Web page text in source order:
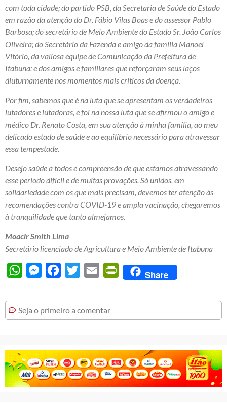
com toda cidade; do partido PSB, da Secretaria de Saúde do Estado
em razão da atenção do Dr. Fábio Vilas Boas e do assessor Pablo
Barbosa; do secretário de Meio Ambiente do Estado Sr. João Carlos
Oliveira; do Secretário da Fazenda e amigo da família Manoel
Vitório, da valiosa equipe de Comunicação da Prefeitura de
Itabuna; e dos amigos e familiares que reforçaram seus laços
diuturnamente nos momentos mais críticos da doença.
Por fim, sabemos que é na luta que se apresentam os verdadeiros
lutadores e lutadoras, e foi na nossa luta que se afirmou o amigo e
médico Dr. Renato Costa, em sua atenção à minha família, ao meu
delicado estado de saúde e ao equilíbrio necessário para atravessar
essa tempestade.
Desejo saúde a todos e compreensão de que estamos atravessando
esse período difícil e de muitas provações. Só unidos, em
solidariedade com os que mais precisam, devemos ter atenção às
recomendações contra COVID-19 e ampla vacinação, chegaremos
à tranquilidade que tanto almejamos.
Moacir Smith Lima
Secretário licenciado de Agricultura e Meio Ambiente de Itabuna
WhatsAppMessengerFacebook
Twitter Email PrintFriendly
Share
Seja o primeiro a comentar